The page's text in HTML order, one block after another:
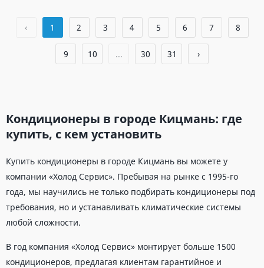
‹ 1 2 3 4 5 6 7 8
9 10 ... 30 31 ›
Кондиционеры в городе Кицмань: где
купить, с кем установить
Купить кондиционеры в городе Кицмань вы можете у
компании «Холод Сервис». Пребывая на рынке с 1995-го
года, мы научились не только подбирать кондиционеры под
требования, но и устанавливать климатические системы
любой сложности.
В год компания «Холод Сервис» монтирует больше 1500
кондиционеров, предлагая клиентам гарантийное и